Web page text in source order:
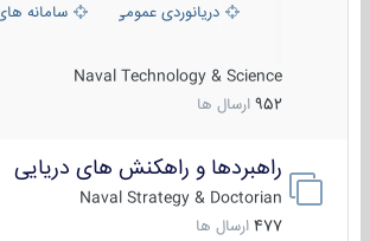
دریانوردی عمومی
سامانه های
Naval Technology & Science
952 ارسال ها
راهبردها و راهکنش های دریایی
Naval Strategy & Doctorian
477 ارسال ها